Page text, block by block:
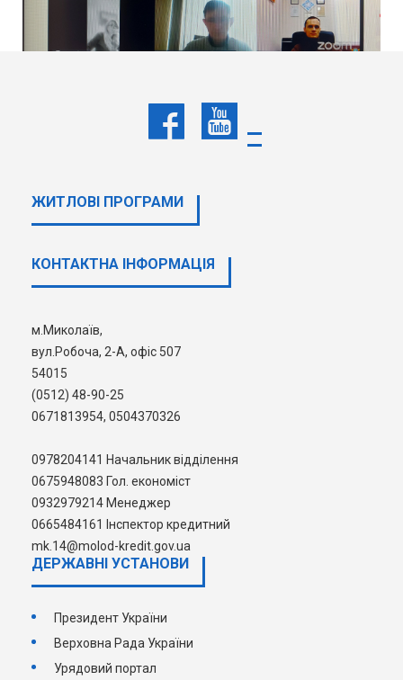
Дякуємо депутатському корпусу за розуміння
важливості даного питання та підтримку в його
ЖИТЛОВІ ПРОГРАМИ
КОНТАКТНА ІНФОРМАЦІЯ
м.Миколаїв,
вул.Робоча, 2-А, офіс 507
54015
(0512) 48-90-25
0671813954, 0504370326
0978204141 Начальник відділення
0675948083 Гол. економіст
0932979214 Менеджер
0665484161 Інспектор кредитний
mk.14@molod-kredit.gov.ua
ДЕРЖАВНI УСТАНОВИ
Президент України
Верховна Рада України
Урядовий портал